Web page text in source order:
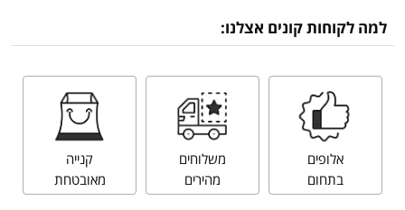
למה לקוחות קונים אצלנו:
אלופים
בתחום
משלוחים
מהירים
קנייה
מאובטחת